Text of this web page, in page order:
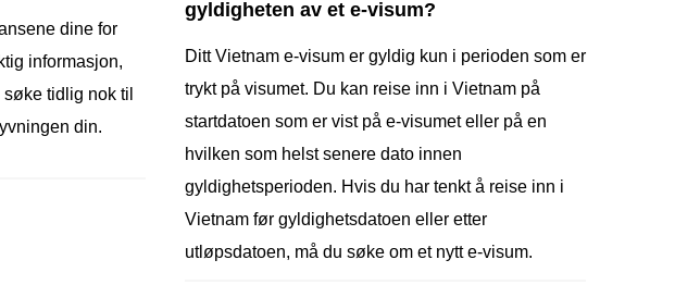
dine for
informasjon,
tidlig nok til
din.
gyldigheten av et e-visum?
Ditt Vietnam e-visum er gyldig kun i perioden som er
trykt på visumet. Du kan reise inn i Vietnam på
startdatoen som er vist på e-visumet eller på en
hvilken som helst senere dato innen
gyldighetsperioden. Hvis du har tenkt å reise inn i
Vietnam før gyldighetsdatoen eller etter
utløpsdatoen, må du søke om et nytt e-visum.